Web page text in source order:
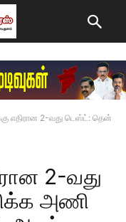
எதிரான 2-வது டெஸ்ட்: தென்
2-வது
அணி